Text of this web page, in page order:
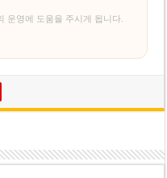
운영에 도움을 주시게 됩니다.